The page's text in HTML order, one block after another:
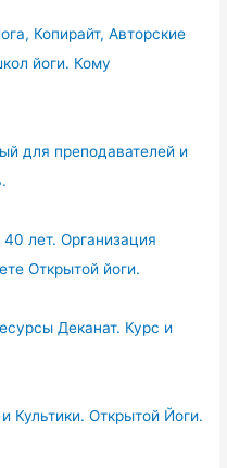
Копирайт, Авторские
йоги. Кому
для преподавателей и
лет. Организация
Открытой йоги.
Деканат. Курс и
Культики. Открытой Йоги.